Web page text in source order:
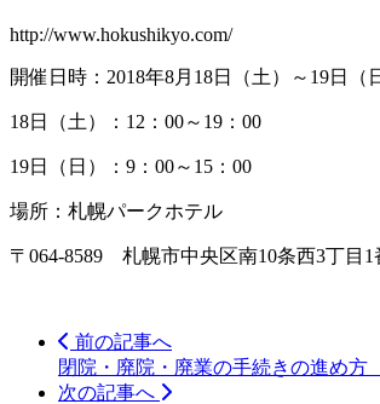
http://www.hokushikyo.com/
開催日時：2018年8月18日（土）～19日（
18日（土）：12：00～19：00
19日（日）：9：00～15：00
場所：札幌パークホテル
〒064-8589 札幌市中央区南10条西3丁目1
前の記事へ
閉院・廃院・廃業の手続きの進め方
次の記事へ